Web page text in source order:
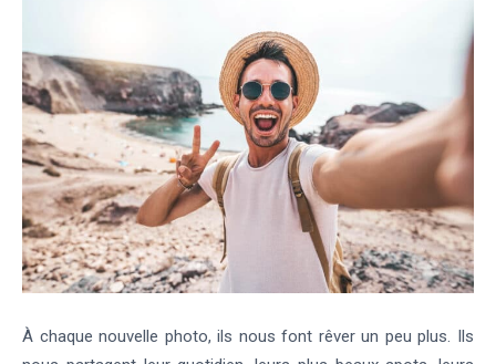
À chaque nouvelle photo, ils nous font rêver un peu plus. Ils